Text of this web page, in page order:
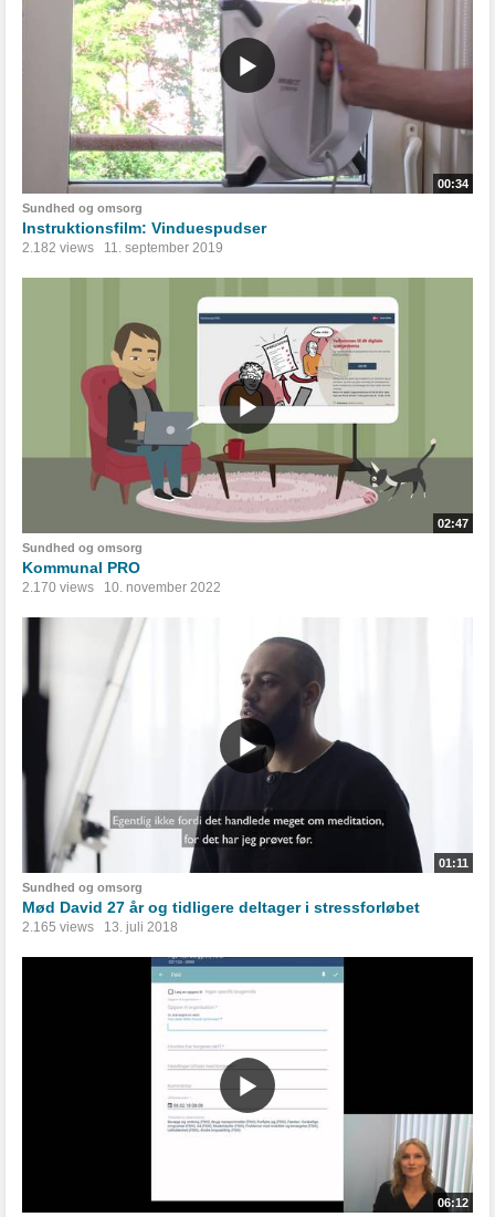
00:34
Sundhed og omsorg
Instruktionsfilm: Vinduespudser
2.182 views 11. september 2019
02:47
Sundhed og omsorg
Kommunal PRO
2.170 views 10. november 2022
01:11
Sundhed og omsorg
Mød David 27 år og tidligere deltager i stressforløbet
2.165 views 13. juli 2018
06:12